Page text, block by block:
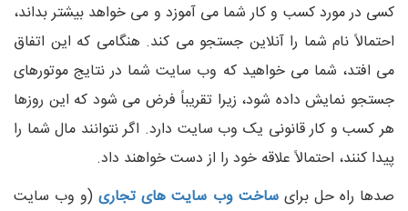
کسی در مورد کسب و کار شما می آموزد و می خواهد بیشتر بداند،
احتمالاً نام شما را آنلاین جستجو می کند. هنگامی که این اتفاق
می افتد، شما می خواهید که وب سایت شما در نتایج موتورهای
جستجو نمایش داده شود، زیرا تقریباً فرض می شود که این روزها
هر کسب و کار قانونی یک وب سایت دارد. اگر نتوانند مال شما را
پیدا کنند، احتمالاً علاقه خود را از دست خواهند داد.
صدها راه حل برایساخت وب سایت های تجاری(و وب سایت